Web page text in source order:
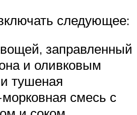
следующее:
заправленный
и оливковым
тушеная
смесь с